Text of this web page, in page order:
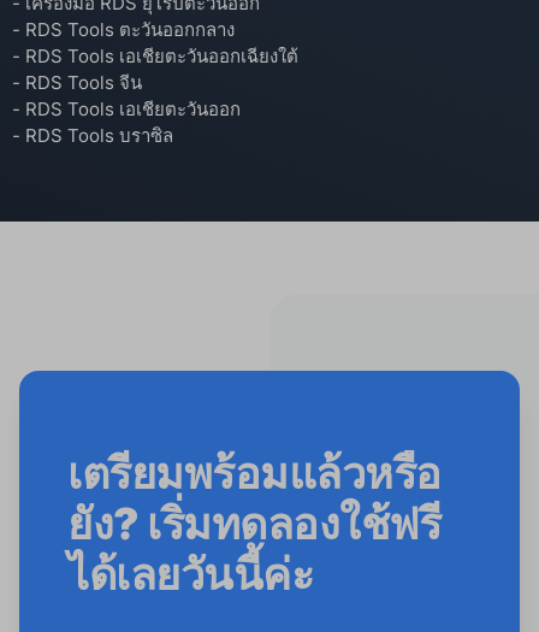
- RDS Tools ตะวันออกกลาง
- RDS Tools เอเชียตะวันออกเฉียงใต้
- RDS Tools จีน
- RDS Tools เอเชียตะวันออก
- RDS Tools บราซิล
เตรียมพร้อมแล้วหรือ
ยัง? เริ่มทดลองใช้ฟรี
ได้เลยวันนี้ค่ะ